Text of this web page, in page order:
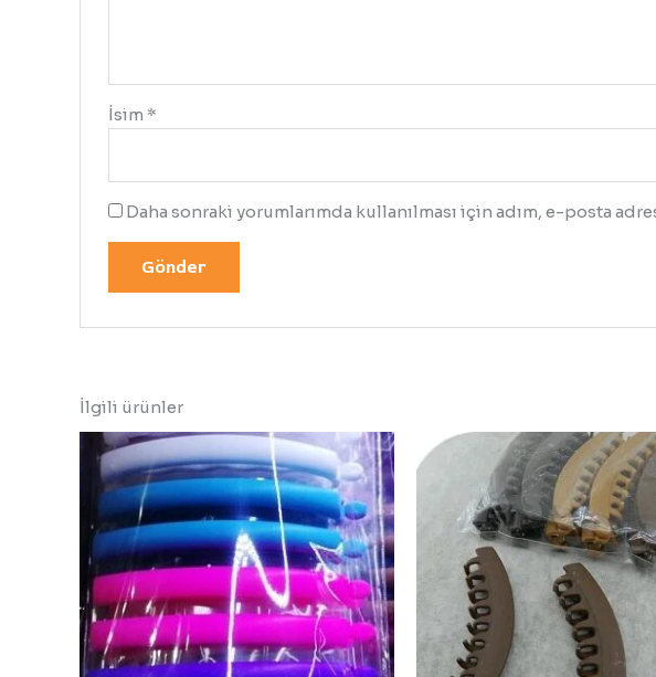
İsim *
Daha sonraki yorumlarımda kullanılması için adım, e-posta
İlgili ürünler